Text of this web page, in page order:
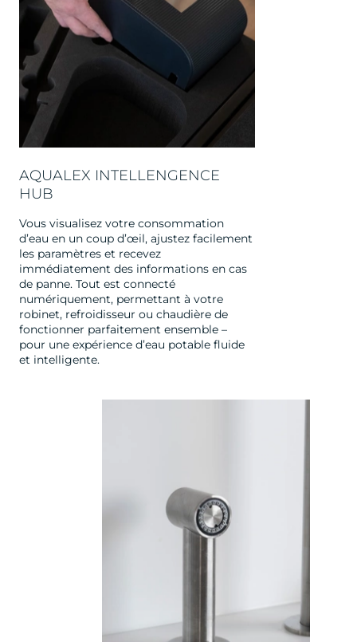
AQUALEX INTELLENGENCE
HUB
Vous visualisez votre consommation
d’eau en un coup d’œil, ajustez facilement
les paramètres et recevez
immédiatement des informations en cas
de panne. Tout est connecté
numériquement, permettant à votre
robinet, refroidisseur ou chaudière de
fonctionner parfaitement ensemble –
pour une expérience d’eau potable fluide
et intelligente.